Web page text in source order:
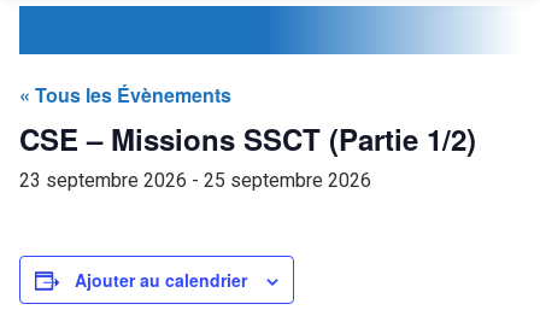
« Tous les Évènements
CSE – Missions SSCT (Partie 1/2)
23 septembre 2026 - 25 septembre 2026
Ajouter au calendrier